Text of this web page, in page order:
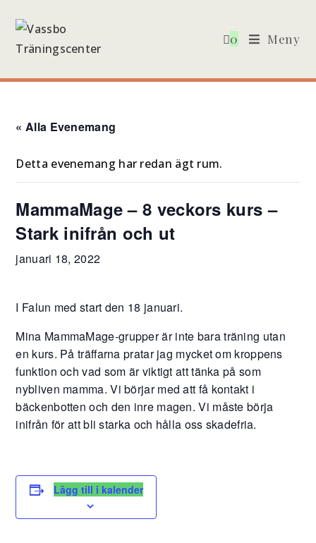
innehållet
0 Meny
« Alla Evenemang
Detta evenemang har redan ägt rum.
MammaMage – 8 veckors kurs –
Stark inifrån och ut
januari 18, 2022
I Falun med start den 18 januari.
Mina MammaMage-grupper är inte bara träning utan
en kurs. På träffarna pratar jag mycket om kroppens
funktion och vad som är viktigt att tänka på som
nybliven mamma. Vi börjar med att få kontakt i
bäckenbotten och den inre magen. Vi måste börja
inifrån för att bli starka och hålla oss skadefria.
Lägg till i kalender